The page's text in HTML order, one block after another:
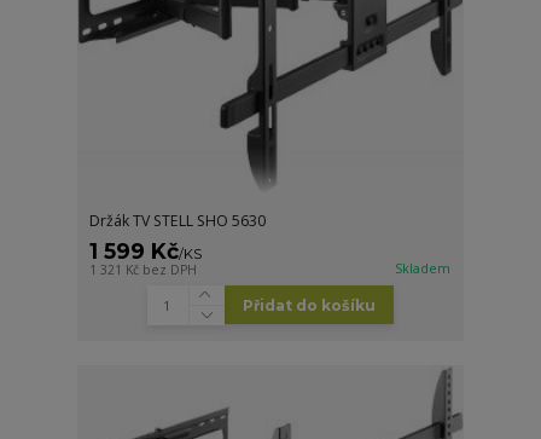
Držák TV STELL SHO 5630
1 599 Kč/KS
1 321 Kč bez DPH Skladem
Přidat do košíku